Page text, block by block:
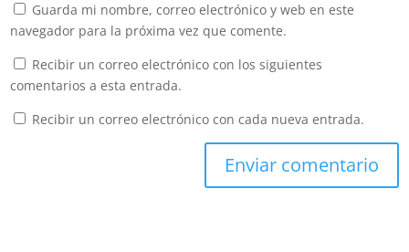
Guarda mi nombre, correo electrónico y web en este
navegador para la próxima vez que comente.
Recibir un correo electrónico con los siguientes
comentarios a esta entrada.
Recibir un correo electrónico con cada nueva entrada.